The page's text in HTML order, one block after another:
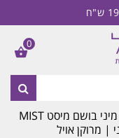
/ מיני בושם מיסט MIST
0